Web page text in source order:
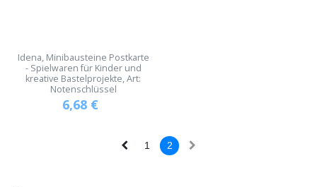
Idena, Minibausteine Postkarte
- Spielwaren für Kinder und
kreative Bastelprojekte, Art:
Notenschlüssel
6,68 €
1 2